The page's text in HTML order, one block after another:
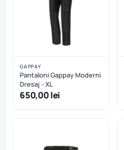
GAPPAY
Pantaloni Gappay Moderni
Dresaj - XL
650,00 lei